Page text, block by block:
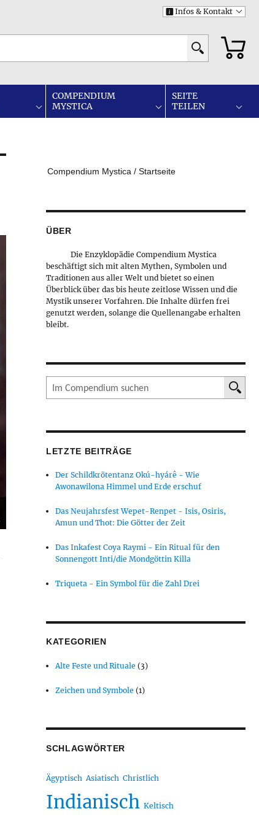
i Infos & Kontakt
COMPENDIUM
MYSTICA
SEITE
TEILEN
Compendium Mystica / Startseite
ÜBER
Die Enzyklopädie Compendium Mystica
beschäftigt sich mit alten Mythen, Symbolen und
Traditionen aus aller Welt und bietet so einen
Überblick über das bis heute zeitlose Wissen und die
Mystik unserer Vorfahren. Die Inhalte dürfen frei
genutzt werden, solange die Quellenangabe erhalten
bleibt.
LETZTE BEITRÄGE
Der Schildkrötentanz Okú-hyárê - Wie
Awonawilona Himmel und Erde erschuf
Das Neujahrsfest Wepet-Renpet - Isis, Osiris,
Amun und Thot: Die Götter der Zeit
Das Inkafest Coya Raymi - Ein Ritual für den
Sonnengott Inti/die Mondgöttin Killa
Triqueta - Ein Symbol für die Zahl Drei
KATEGORIEN
Alte Feste und Rituale (3)
Zeichen und Symbole (1)
SCHLAGWÖRTER
Ägyptisch Asiatisch Christlich
Indianisch Keltisch